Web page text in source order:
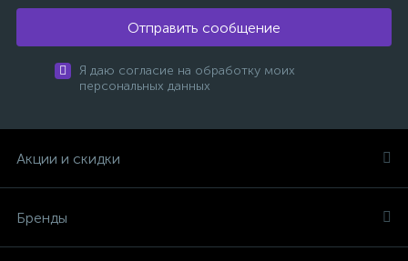
Отправить сообщение
Я даю согласие на обработку моих
персональных данных
Акции и скидки
Бренды